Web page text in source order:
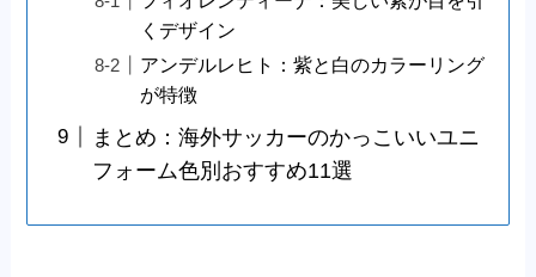
くデザイン
アンデルレヒト：紫と白のカラーリング
が特徴
まとめ：海外サッカーのかっこいいユニ
フォーム色別おすすめ11選